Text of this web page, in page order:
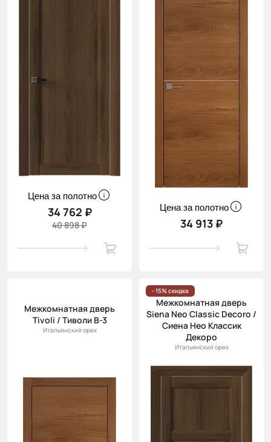
Цена за полотно
34 762 ₽
40 898 ₽
Цена за полотно
34 913 ₽
Межкомнатная дверь
Tivoli / Тиволи В-3
Итальянский орех
- 15% скидка
Межкомнатная дверь
Siena Neo Classic Decoro /
Сиена Нео Классик
Декоро
Итальянский орех